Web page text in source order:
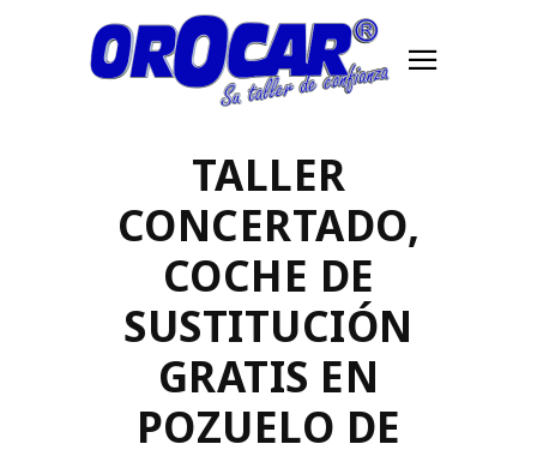
TALLER
CONCERTADO,
COCHE DE
SUSTITUCIÓN
GRATIS EN
POZUELO DE